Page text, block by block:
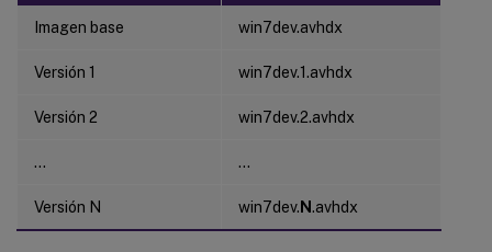
Imagen base win7dev.avhdx
Versión 1 win7dev.1.avhdx
Versión 2 win7dev.2.avhdx
… …
Versión N win7dev. N.avhdx